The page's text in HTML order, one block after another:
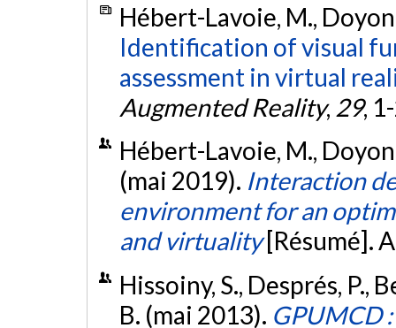
Hébert-Lavoie, M.,
Identification of visual
assessment in virtual
Augmented Reality, 29,
Hébert-Lavoie, M.,
(mai 2019). Interaction
environment for an
and virtuality [Résumé].
Hissoiny, S., Després, P.,
B. (mai 2013). GPUMCD